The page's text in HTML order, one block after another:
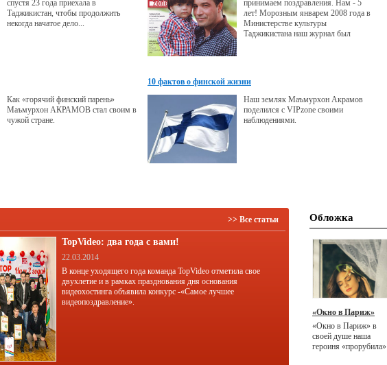
спустя 23 года приехала в
Таджикистан, чтобы продолжить
некогда начатое дело...
принимаем поздравления. Нам - 5
лет! Морозным январем 2008 года в
Министерстве культуры
Таджикистана наш журнал был
апреля в продаже появился ОН -
первый таджикский глянцевый
журнал для успешных людей на
русском языке с иностранным
названием VIPzone.
Как «горячий финский парень»
Маъмурхон АКРАМОВ стал своим в
чужой стране.
10 фактов о финской жизни
Наш земляк Маъмурхон Акрамов
поделился с VIPzone своими
наблюдениями.
>> Все статьи
TopVideo: два года с вами!
22.03.2014
В конце уходящего года команда TopVideo отметила свое
двухлетие и в рамках празднования дня основания
видеохостинга объявила конкурс -«Самое лучшее
видеопоздравление».
Обложка
«Окно в Париж»
«Окно в Париж» в
своей душе наша
героиня «прорубила»